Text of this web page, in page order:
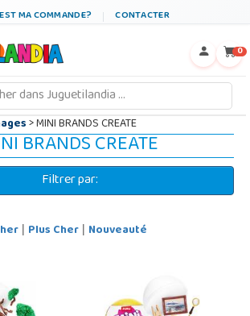
MA COMMANDE? CONTACTER
0
> MINI BRANDS CREATE
BRANDS CREATE
Filtrer par:
| Plus Cher | Nouveauté